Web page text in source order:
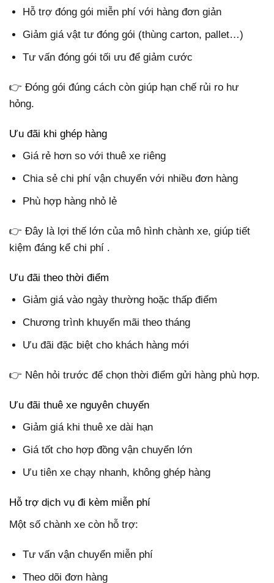
Hỗ trợ đóng gói miễn phí với hàng đơn giản
Giảm giá vật tư đóng gói (thùng carton, pallet…)
Tư vấn đóng gói tối ưu để giảm cước
👉 Đóng gói đúng cách còn giúp hạn chế rủi ro hư
hỏng.
Ưu đãi khi ghép hàng
Giá rẻ hơn so với thuê xe riêng
Chia sẻ chi phí vận chuyển với nhiều đơn hàng
Phù hợp hàng nhỏ lẻ
👉 Đây là lợi thế lớn của mô hình chành xe, giúp tiết
kiệm đáng kể chi phí .
Ưu đãi theo thời điểm
Giảm giá vào ngày thường hoặc thấp điểm
Chương trình khuyến mãi theo tháng
Ưu đãi đặc biệt cho khách hàng mới
👉 Nên hỏi trước để chọn thời điểm gửi hàng phù hợp.
Ưu đãi thuê xe nguyên chuyến
Giảm giá khi thuê xe dài hạn
Giá tốt cho hợp đồng vận chuyển lớn
Ưu tiên xe chạy nhanh, không ghép hàng
Hỗ trợ dịch vụ đi kèm miễn phí
Một số chành xe còn hỗ trợ:
Tư vấn vận chuyển miễn phí
Theo dõi đơn hàng